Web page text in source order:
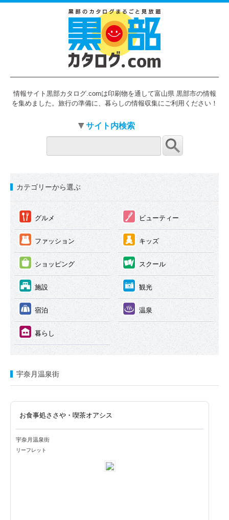
情報サイト黒部カタログ.comは印刷物を通して富山県 黒部市の情報
を集めました。旅行の準備に、暮らしの情報収集にご利用ください！
サイト内検索
カテゴリーから選ぶ
① グルメ ② ビューティー
③ ファッション ④ キッズ
⑤ ショッピング ⑥ スクール
⑦ 施設 ⑧ 観光
⑨ 宿泊 ⑩ 温泉
⑪ 暮らし
宇奈月温泉街
お食事処ささや・喫茶オアシス
宇奈月温泉街
リーフレット